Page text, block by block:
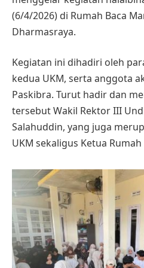
(6/4/2026) di Rumah Baca
Dharmasraya.
Kegiatan ini dihadiri oleh
kedua UKM, serta anggota
Paskibra. Turut hadir dan
tersebut Wakil Rektor III
Salahuddin, yang juga
UKM sekaligus Ketua